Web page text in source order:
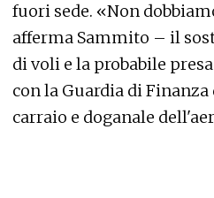
fuori sede. «Non
afferma Sammito – il
di voli e la probabile
con la Guardia di
carraio e doganale